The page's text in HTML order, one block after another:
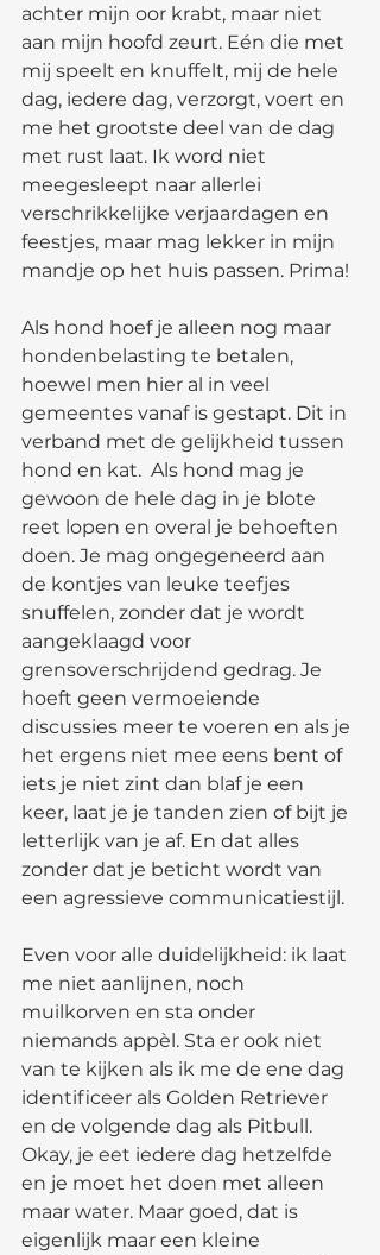
achter mijn oor krabt, maar niet
aan mijn hoofd zeurt. Eén die met
mij speelt en knuffelt, mij de hele
dag, iedere dag, verzorgt, voert en
me het grootste deel van de dag
met rust laat. Ik word niet
meegesleept naar allerlei
verschrikkelijke verjaardagen en
feestjes, maar mag lekker in mijn
mandje op het huis passen. Prima!
Als hond hoef je alleen nog maar
hondenbelasting te betalen,
hoewel men hier al in veel
gemeentes vanaf is gestapt. Dit in
verband met de gelijkheid tussen
hond en kat.  Als hond mag je
gewoon de hele dag in je blote
reet lopen en overal je behoeften
doen. Je mag ongegeneerd aan
de kontjes van leuke teefjes
snuffelen, zonder dat je wordt
aangeklaagd voor
grensoverschrijdend gedrag. Je
hoeft geen vermoeiende
discussies meer te voeren en als je
het ergens niet mee eens bent of
iets je niet zint dan blaf je een
keer, laat je je tanden zien of bijt je
letterlijk van je af. En dat alles
zonder dat je beticht wordt van
een agressieve communicatiestijl.
Even voor alle duidelijkheid: ik laat
me niet aanlijnen, noch
muilkorven en sta onder
niemands appèl. Sta er ook niet
van te kijken als ik me de ene dag
identificeer als Golden Retriever
en de volgende dag als Pitbull.
Okay, je eet iedere dag hetzelfde
en je moet het doen met alleen
maar water. Maar goed, dat is
eigenlijk maar een kleine